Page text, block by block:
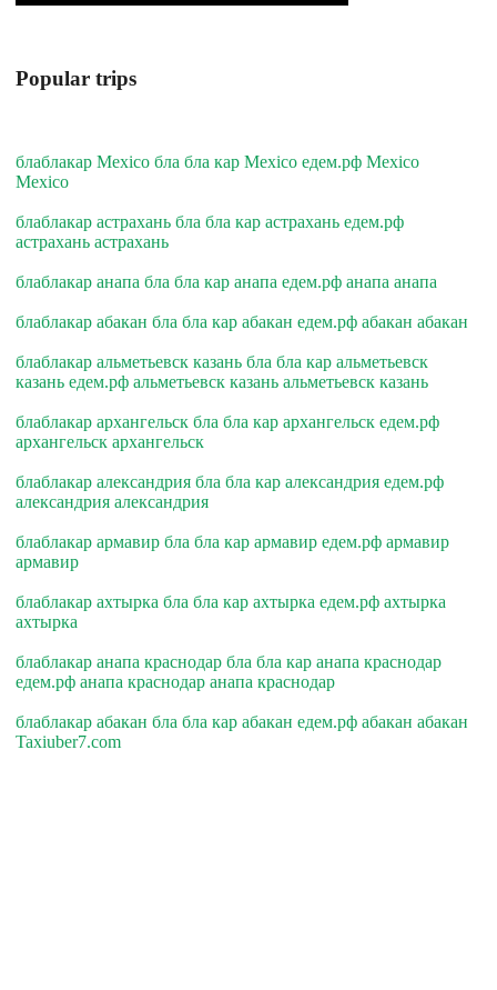
Popular trips
блаблакар Mexico бла бла кар Mexico едем.рф Mexico
Mexico
блаблакар астрахань бла бла кар астрахань едем.рф
астрахань астрахань
блаблакар анапа бла бла кар анапа едем.рф анапа анапа
блаблакар абакан бла бла кар абакан едем.рф абакан абакан
блаблакар альметьевск казань бла бла кар альметьевск
казань едем.рф альметьевск казань альметьевск казань
блаблакар архангельск бла бла кар архангельск едем.рф
архангельск архангельск
блаблакар александрия бла бла кар александрия едем.рф
александрия александрия
блаблакар армавир бла бла кар армавир едем.рф армавир
армавир
блаблакар ахтырка бла бла кар ахтырка едем.рф ахтырка
ахтырка
блаблакар анапа краснодар бла бла кар анапа краснодар
едем.рф анапа краснодар анапа краснодар
блаблакар абакан бла бла кар абакан едем.рф абакан абакан
Taxiuber7.com